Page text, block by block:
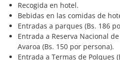
Recogida en hotel.
Bebidas en las comidas de
Entradas a parques (Bs. 186
Entrada a Reserva Nacional
Avaroa (Bs. 150 por persona).
Entrada a Termas de Polques